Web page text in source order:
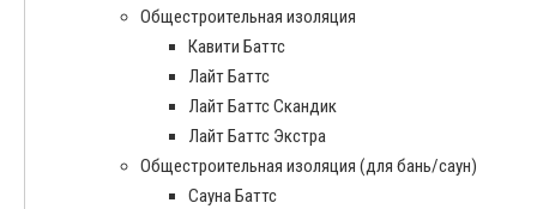
Общестроительная изоляция
Кавити Баттс
Лайт Баттс
Лайт Баттс Скандик
Лайт Баттс Экстра
Общестроительная изоляция (для бань/саун)
Сауна Баттс